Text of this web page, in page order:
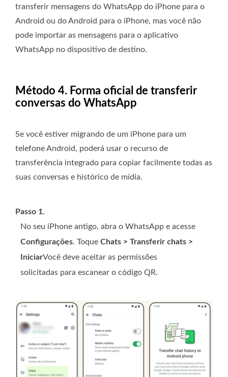
transferir mensagens do WhatsApp do iPhone para o
Android ou do Android para o iPhone, mas você não
pode importar as mensagens para o aplicativo
WhatsApp no ​​dispositivo de destino.
Método 4. Forma oficial de transferir
conversas do WhatsApp
Se você estiver migrando de um iPhone para um
telefone Android, poderá usar o recurso de
transferência integrado para copiar facilmente todas as
suas conversas e histórico de mídia.
Passo 1.
No seu iPhone antigo, abra o WhatsApp e acesse
Configurações. Toque Chats > Transferir chats >
IniciarVocê deve aceitar as permissões
solicitadas para escanear o código QR.